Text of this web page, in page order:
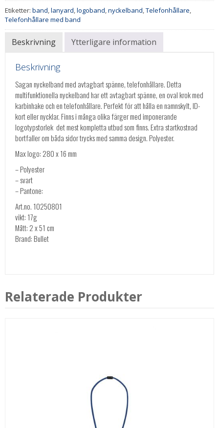
Etiketter: band,lanyard,logoband,nyckelband,Telefonhållare,
Telefonhållare med band
Beskrivning Ytterligare information
Beskrivning
Sagan nyckelband med avtagbart spänne, telefonhållare. Detta
multifunktionella nyckelband har ett avtagbart spänne, en oval krok med
karbinhake och en telefonhållare. Perfekt för att hålla en namnskylt, ID-
kort eller nycklar. Finns i många olika färger med imponerande
logotypstorlek  det mest kompletta utbud som finns. Extra startkostnad
bortfaller om båda sidor trycks med samma design. Polyester.
Max logo: 280 x 16 mm
– Polyester
– svart
– Pantone:
Art.no. 10250801
vikt: 17g
Mått: 2 x 51 cm
Brand: Bullet
Relaterade Produkter